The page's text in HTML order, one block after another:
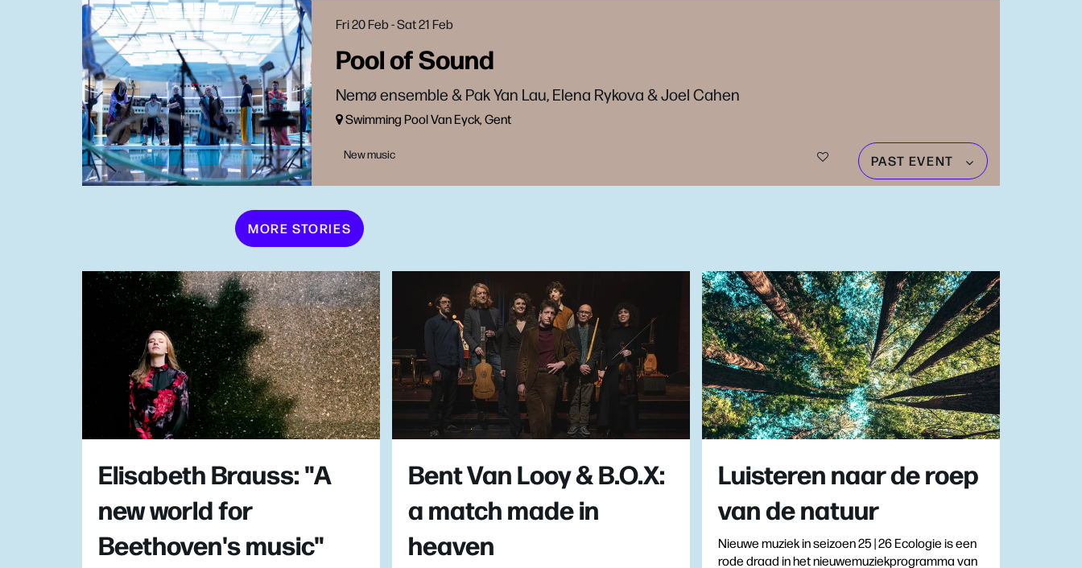
Pool of Sound
Nemø ensemble & Pak Yan Lau, Elena Rykova & Joel Cahen
Fri 20 Feb-Sat 21 Feb
Swimming Pool Van Eyck, Gent
New music PAST EVENT
MORE STORIES
Elisabeth Brauss: "A
new world for
Beethoven's music"
Bent Van Looy & B.O.X:
a match made in
heaven
Luisteren naar de roep
van de natuur
Nieuwe muziek in seizoen 25 | 26 Ecologie is een
rode draad in het nieuwemuziekprogramma van